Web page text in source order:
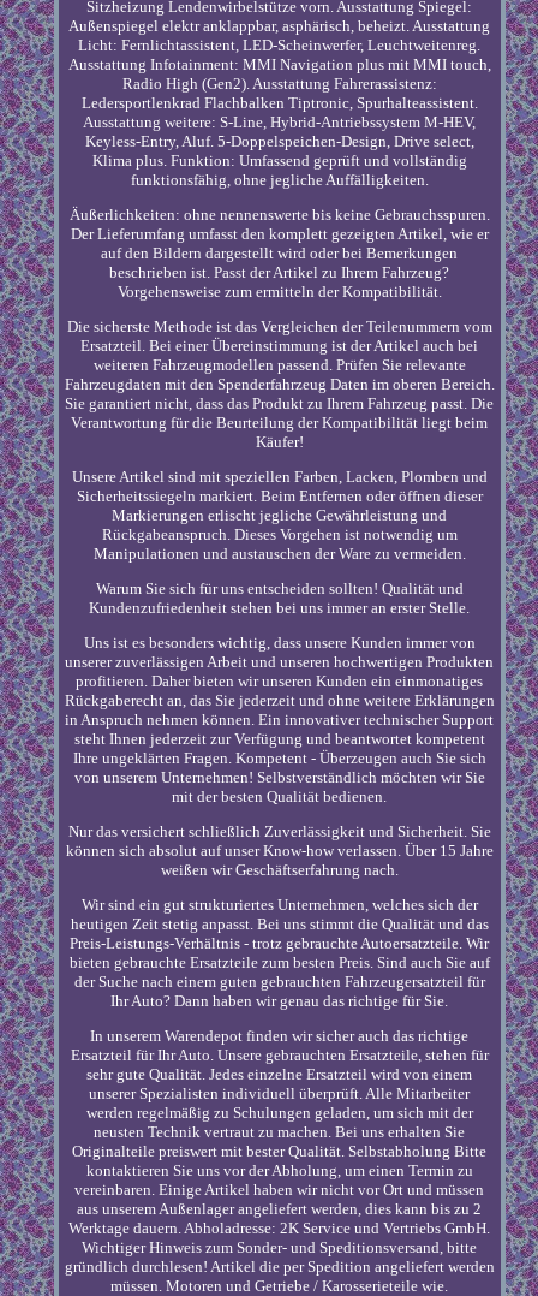
Sitzheizung Lendenwirbelstütze vorn. Ausstattung Spiegel:
Außenspiegel elektr anklappbar, asphärisch, beheizt. Ausstattung
Licht: Fernlichtassistent, LED-Scheinwerfer, Leuchtweitenreg.
Ausstattung Infotainment: MMI Navigation plus mit MMI touch,
Radio High (Gen2). Ausstattung Fahrerassistenz:
Ledersportlenkrad Flachbalken Tiptronic, Spurhalteassistent.
Ausstattung weitere: S-Line, Hybrid-Antriebssystem M-HEV,
Keyless-Entry, Aluf. 5-Doppelspeichen-Design, Drive select,
Klima plus. Funktion: Umfassend geprüft und vollständig
funktionsfähig, ohne jegliche Auffälligkeiten.
Äußerlichkeiten: ohne nennenswerte bis keine Gebrauchsspuren.
Der Lieferumfang umfasst den komplett gezeigten Artikel, wie er
auf den Bildern dargestellt wird oder bei Bemerkungen
beschrieben ist. Passt der Artikel zu Ihrem Fahrzeug?
Vorgehensweise zum ermitteln der Kompatibilität.
Die sicherste Methode ist das Vergleichen der Teilenummern vom
Ersatzteil. Bei einer Übereinstimmung ist der Artikel auch bei
weiteren Fahrzeugmodellen passend. Prüfen Sie relevante
Fahrzeugdaten mit den Spenderfahrzeug Daten im oberen Bereich.
Sie garantiert nicht, dass das Produkt zu Ihrem Fahrzeug passt. Die
Verantwortung für die Beurteilung der Kompatibilität liegt beim
Käufer!
Unsere Artikel sind mit speziellen Farben, Lacken, Plomben und
Sicherheitssiegeln markiert. Beim Entfernen oder öffnen dieser
Markierungen erlischt jegliche Gewährleistung und
Rückgabeanspruch. Dieses Vorgehen ist notwendig um
Manipulationen und austauschen der Ware zu vermeiden.
Warum Sie sich für uns entscheiden sollten! Qualität und
Kundenzufriedenheit stehen bei uns immer an erster Stelle.
Uns ist es besonders wichtig, dass unsere Kunden immer von
unserer zuverlässigen Arbeit und unseren hochwertigen Produkten
profitieren. Daher bieten wir unseren Kunden ein einmonatiges
Rückgaberecht an, das Sie jederzeit und ohne weitere Erklärungen
in Anspruch nehmen können. Ein innovativer technischer Support
steht Ihnen jederzeit zur Verfügung und beantwortet kompetent
Ihre ungeklärten Fragen. Kompetent - Überzeugen auch Sie sich
von unserem Unternehmen! Selbstverständlich möchten wir Sie
mit der besten Qualität bedienen.
Nur das versichert schließlich Zuverlässigkeit und Sicherheit. Sie
können sich absolut auf unser Know-how verlassen. Über 15 Jahre
weißen wir Geschäftserfahrung nach.
Wir sind ein gut strukturiertes Unternehmen, welches sich der
heutigen Zeit stetig anpasst. Bei uns stimmt die Qualität und das
Preis-Leistungs-Verhältnis - trotz gebrauchte Autoersatzteile. Wir
bieten gebrauchte Ersatzteile zum besten Preis. Sind auch Sie auf
der Suche nach einem guten gebrauchten Fahrzeugersatzteil für
Ihr Auto? Dann haben wir genau das richtige für Sie.
In unserem Warendepot finden wir sicher auch das richtige
Ersatzteil für Ihr Auto. Unsere gebrauchten Ersatzteile, stehen für
sehr gute Qualität. Jedes einzelne Ersatzteil wird von einem
unserer Spezialisten individuell überprüft. Alle Mitarbeiter
werden regelmäßig zu Schulungen geladen, um sich mit der
neusten Technik vertraut zu machen. Bei uns erhalten Sie
Originalteile preiswert mit bester Qualität. Selbstabholung Bitte
kontaktieren Sie uns vor der Abholung, um einen Termin zu
vereinbaren. Einige Artikel haben wir nicht vor Ort und müssen
aus unserem Außenlager angeliefert werden, dies kann bis zu 2
Werktage dauern. Abholadresse: 2K Service und Vertriebs GmbH.
Wichtiger Hinweis zum Sonder- und Speditionsversand, bitte
gründlich durchlesen! Artikel die per Spedition angeliefert werden
müssen. Motoren und Getriebe / Karosserieteile wie.